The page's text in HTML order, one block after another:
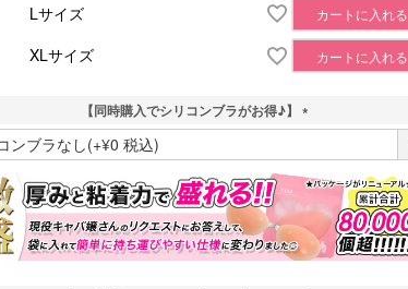
Lサイズ カートに入れる
XLサイズ カートに入れる
【同時購入でシリコンブラがお得♪】
(
必
須
)